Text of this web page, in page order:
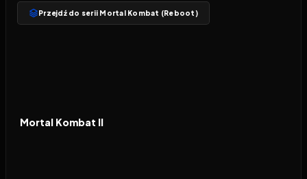
Przejdź do serii Mortal Kombat (Reboot)
FILM
Mortal Kombat II